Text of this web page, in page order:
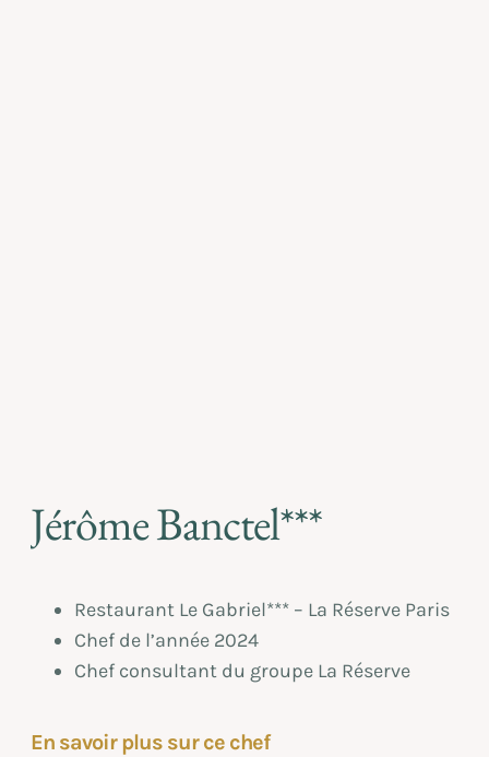
Jérôme Banctel***
Restaurant Le Gabriel*** – La Réserve Paris
Chef de l’année 2024
Chef consultant du groupe La Réserve
En savoir plus sur ce chef